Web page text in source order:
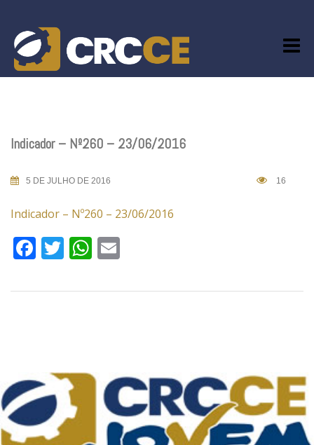
content
Indicador – Nº260 – 23/06/2016
5 DE JULHO DE 2016 16
Indicador – Nº260 – 23/06/2016
Facebook
TwitterWhatsApp